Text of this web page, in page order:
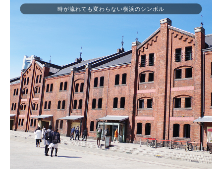
時が流れても変わらない横浜のシンボル